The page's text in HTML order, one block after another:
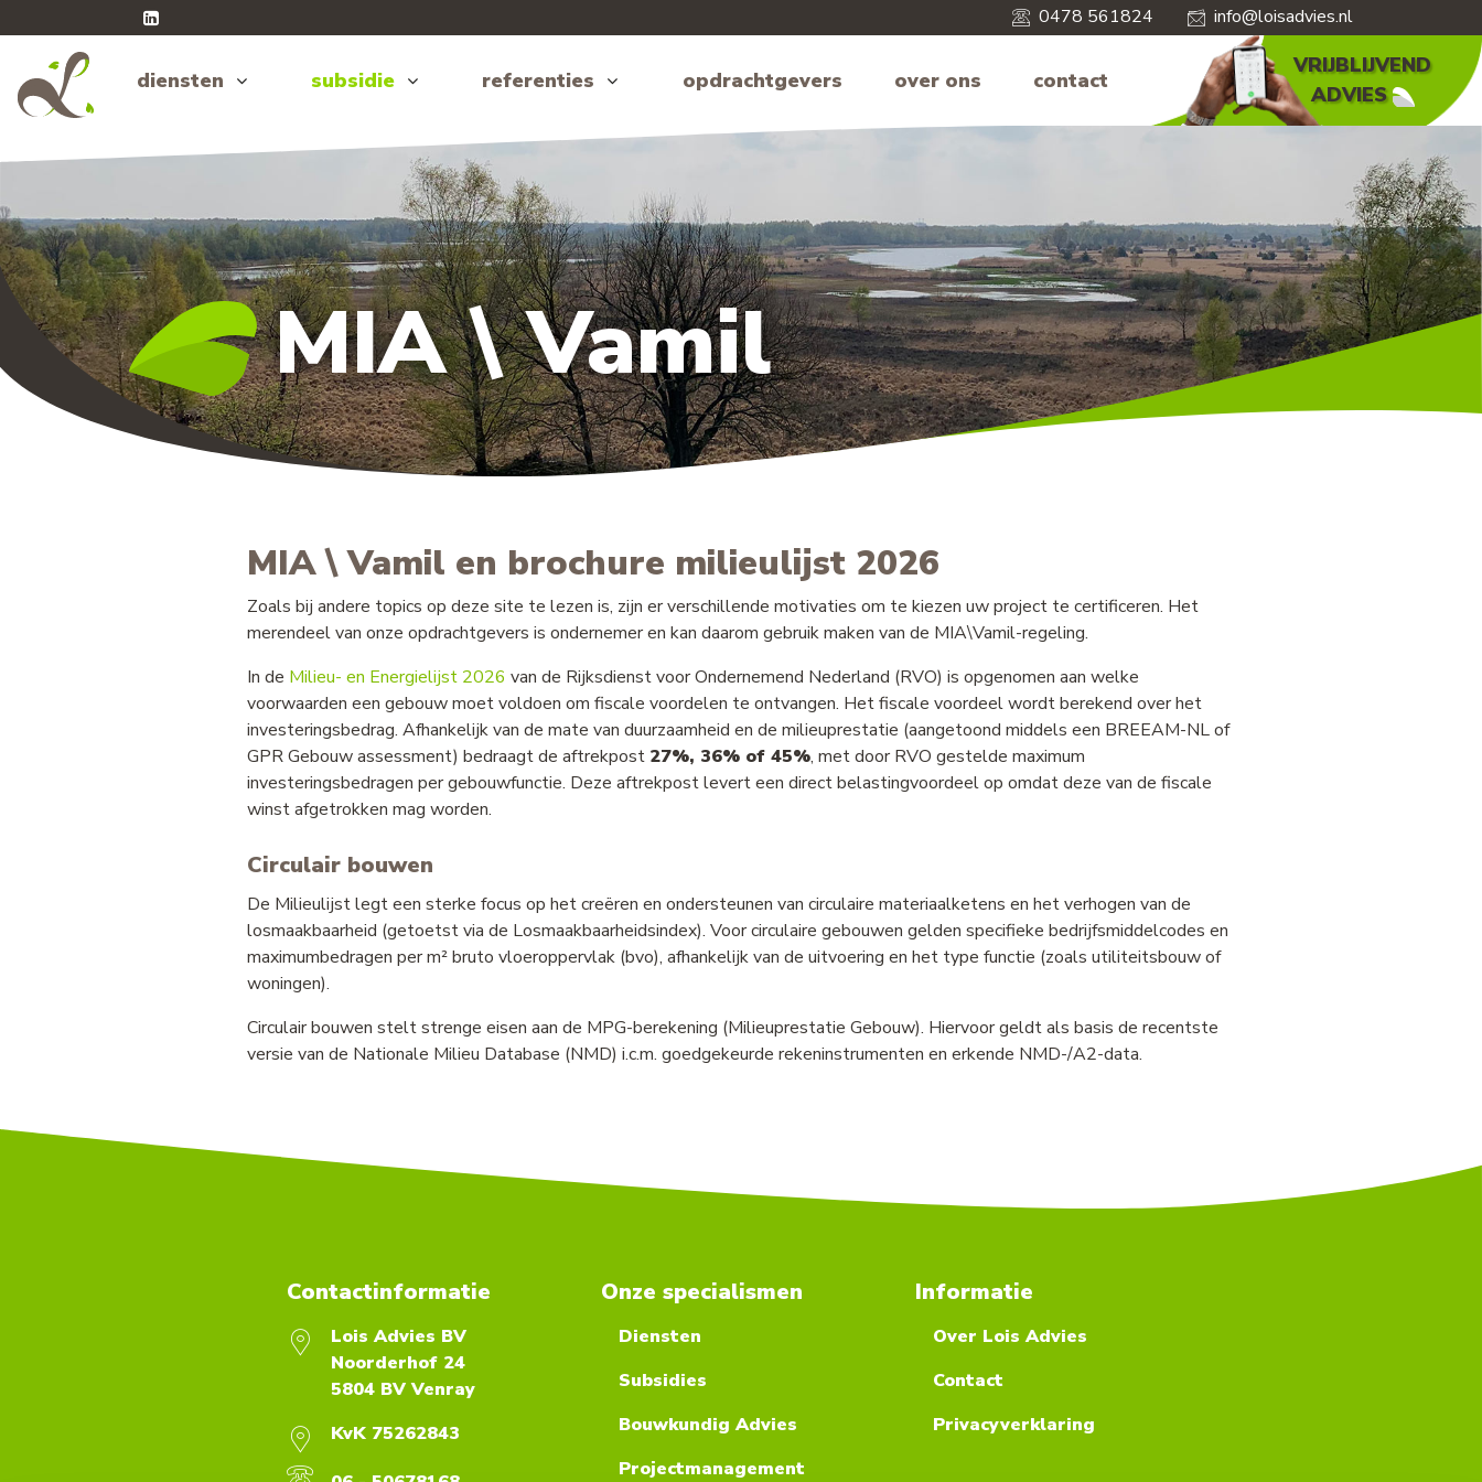
0478 561824 info@loisadvies.nl
diensten subsidie referenties opdrachtgevers over ons contact
VRIJBLIJVEND
ADVIES
MIA \ Vamil
MIA \ Vamil en brochure milieulijst 2026
Zoals bij andere topics op deze site te lezen is, zijn er verschillende motivaties om te kiezen uw project te certificeren. Het
merendeel van onze opdrachtgevers is ondernemer en kan daarom gebruik maken van de MIA\Vamil-regeling.
In de Milieu- en Energielijst 2026 van de Rijksdienst voor Ondernemend Nederland (RVO) is opgenomen aan welke
voorwaarden een gebouw moet voldoen om fiscale voordelen te ontvangen. Het fiscale voordeel wordt berekend over het
investeringsbedrag. Afhankelijk van de mate van duurzaamheid en de milieuprestatie (aangetoond middels een BREEAM-NL of
GPR Gebouw assessment) bedraagt de aftrekpost 27%, 36% of 45%, met door RVO gestelde maximum
investeringsbedragen per gebouwfunctie. Deze aftrekpost levert een direct belastingvoordeel op omdat deze van de fiscale
winst afgetrokken mag worden.
Circulair bouwen
De Milieulijst legt een sterke focus op het creëren en ondersteunen van circulaire materiaalketens en het verhogen van de
losmaakbaarheid (getoetst via de Losmaakbaarheidsindex). Voor circulaire gebouwen gelden specifieke bedrijfsmiddelcodes en
maximumbedragen per m² bruto vloeroppervlak (bvo), afhankelijk van de uitvoering en het type functie (zoals utiliteitsbouw of
woningen).
Circulair bouwen stelt strenge eisen aan de MPG-berekening (Milieuprestatie Gebouw). Hiervoor geldt als basis de recentste
versie van de Nationale Milieu Database (NMD) i.c.m. goedgekeurde rekeninstrumenten en erkende NMD-/A2-data.
Contactinformatie
Lois Advies BV
Noorderhof 24
5804 BV Venray
KvK 75262843
Onze specialismen
Diensten
Subsidies
Bouwkundig Advies
Projectmanagement
Informatie
Over Lois Advies
Contact
Privacyverklaring